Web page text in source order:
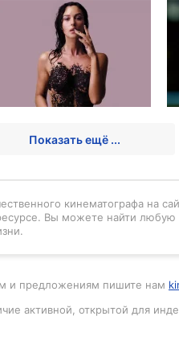
Показать ещё ...
кинематографа на
Вы можете найти
и предложениям пишите нам
активной, открытой для